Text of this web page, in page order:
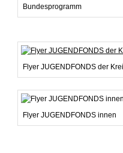
Bundesprogramm
Flyer JUGENDFONDS der
Flyer JUGENDFONDS innen